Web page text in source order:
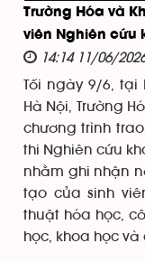
Trường Hóa và
viên Nghiên cứu
14:14 11/06/
Tối ngày 9/6, tại
Hà Nội, Trường
chương trình
thi Nghiên cứu
nhằm ghi nhận
tạo của sinh
thuật hóa học,
học, khoa học